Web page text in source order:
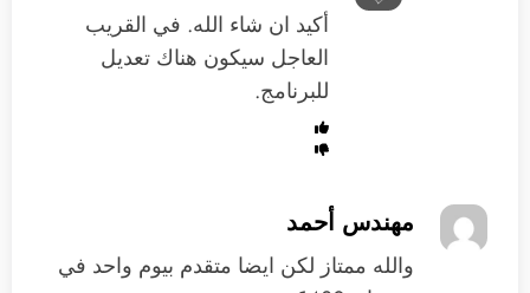
أكيد ان شاء الله. في القريب
العاجل سيكون هناك تعديل
للبرنامج.
مهندس أحمد
والله ممتاز لكن ايضا متقدم بيوم واحد في